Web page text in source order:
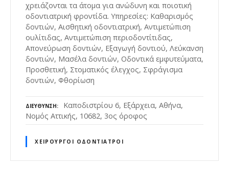
χρειάζονται τα άτομα για ανώδυνη και ποιοτική
οδοντιατρική φροντίδα. Υπηρεσίες: Καθαρισμός
δοντιών, Αισθητική οδοντιατρική, Αντιμετώπιση
ουλίτιδας, Αντιμετώπιση περιοδοντίτιδας,
Απονεύρωση δοντιών, Εξαγωγή δοντιού, Λεύκανση
δοντιών, Μασέλα δοντιών, Οδοντικά εμφυτεύματα,
Προσθετική, Στοματικός έλεγχος, Σφράγισμα
δοντιών, Φθορίωση
ΔΙΕΎΘΥΝΣΗ
Καποδιστρίου 6, Εξάρχεια, Αθήνα,
Νομός Αττικής, 10682, 3ος όροφος
ΧΕΙΡΟΥΡΓΟΊ ΟΔΟΝΤΊΑΤΡΟΙ